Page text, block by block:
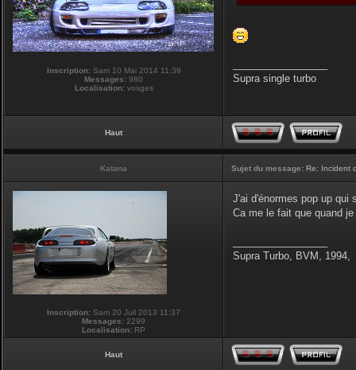
Inscription:Sam 10 Mai 2014 11:39
Messages: 980
Localisation:vosges
Supra single turbo
Haut
Katana Sujet du message: Re: Incident
Inscription: Sam 20 Juil 2013 11:37
Messages: 2299
Localisation: RP
J'ai d'énormes pop up qui
Ca me le fait que quand
Supra Turbo, BVM, 1994,
Haut